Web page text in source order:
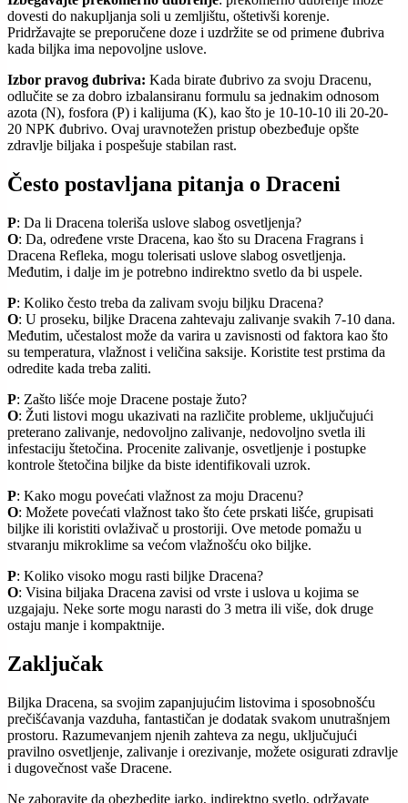
dovesti do nakupljanja soli u zemljištu, oštetivši korenje.
Pridržavajte se preporučene doze i uzdržite se od primene đubriva
kada biljka ima nepovoljne uslove.
Izbor pravog đubriva: Kada birate đubrivo za svoju Dracenu,
odlučite se za dobro izbalansiranu formulu sa jednakim odnosom
azota (N), fosfora (P) i kalijuma (K), kao što je 10-10-10 ili 20-20-
20 NPK đubrivo. Ovaj uravnotežen pristup obezbeđuje opšte
zdravlje biljaka i pospešuje stabilan rast.
Često postavljana pitanja o Draceni
P: Da li Dracena toleriša uslove slabog osvetljenja?
O: Da, određene vrste Dracena, kao što su Dracena Fragrans i
Dracena Refleka, mogu tolerisati uslove slabog osvetljenja.
Međutim, i dalje im je potrebno indirektno svetlo da bi uspele.
P: Koliko često treba da zalivam svoju biljku Dracena?
O: U proseku, biljke Dracena zahtevaju zalivanje svakih 7-10 dana.
Međutim, učestalost može da varira u zavisnosti od faktora kao što
su temperatura, vlažnost i veličina saksije. Koristite test prstima da
odredite kada treba zaliti.
P: Zašto lišće moje Dracene postaje žuto?
O: Žuti listovi mogu ukazivati na različite probleme, uključujući
preterano zalivanje, nedovoljno zalivanje, nedovoljno svetla ili
infestaciju štetočina. Procenite zalivanje, osvetljenje i postupke
kontrole štetočina biljke da biste identifikovali uzrok.
P: Kako mogu povećati vlažnost za moju Dracenu?
O: Možete povećati vlažnost tako što ćete prskati lišće, grupisati
biljke ili koristiti ovlaživač u prostoriji. Ove metode pomažu u
stvaranju mikroklime sa većom vlažnošću oko biljke.
P: Koliko visoko mogu rasti biljke Dracena?
O: Visina biljaka Dracena zavisi od vrste i uslova u kojima se
uzgajaju. Neke sorte mogu narasti do 3 metra ili više, dok druge
ostaju manje i kompaktnije.
Zaključak
Biljka Dracena, sa svojim zapanjujućim listovima i sposobnošću
prečišćavanja vazduha, fantastičan je dodatak svakom unutrašnjem
prostoru. Razumevanjem njenih zahteva za negu, uključujući
pravilno osvetljenje, zalivanje i orezivanje, možete osigurati zdravlje
i dugovečnost vaše Dracene.
Ne zaboravite da obezbedite jarko, indirektno svetlo, održavate